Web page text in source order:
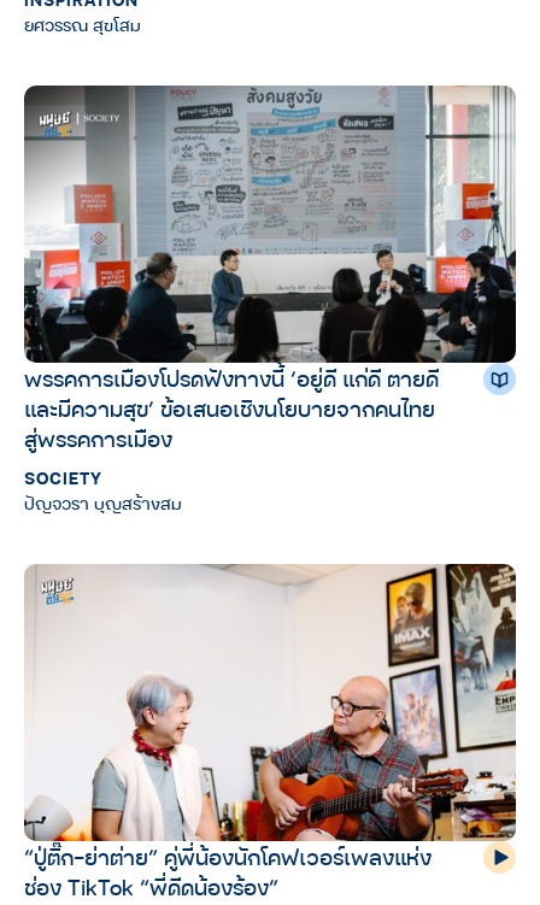
ยศวรรณ สุขโสม
พรรคการเมืองโปรดฟังทางนี้ ‘อยู่ดี แก่ดี ตายดี
และมีความสุข’ ข้อเสนอเชิงนโยบายจากคนไทย
สู่พรรคการเมือง
SOCIETY
ปัญจวรา บุญสร้างสม
“ปู่ติ๊ก-ย่าต่าย” คู่พี่น้องนักโคฟเวอร์เพลงแห่ง
ช่อง TikTok “พี่ดีดน้องร้อง”